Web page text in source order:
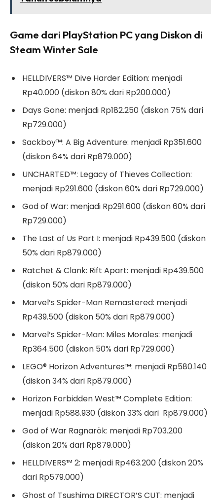
Game dari PlayStation PC yang Diskon di
Steam Winter Sale
HELLDIVERS™ Dive Harder Edition: menjadi
Rp40.000 (diskon 80% dari Rp200.000)
Days Gone: menjadi Rp182.250 (diskon 75% dari
Rp729.000)
Sackboy™: A Big Adventure: menjadi Rp351.600
(diskon 64% dari Rp879.000)
UNCHARTED™: Legacy of Thieves Collection:
menjadi Rp291.600 (diskon 60% dari Rp729.000)
God of War: menjadi Rp291.600 (diskon 60% dari
Rp729.000)
The Last of Us Part I: menjadi Rp439.500 (diskon
50% dari Rp879.000)
Ratchet & Clank: Rift Apart: menjadi Rp439.500
(diskon 50% dari Rp879.000)
Marvel’s Spider-Man Remastered: menjadi
Rp439.500 (diskon 50% dari Rp879.000)
Marvel’s Spider-Man: Miles Morales: menjadi
Rp364.500 (diskon 50% dari Rp729.000)
LEGO® Horizon Adventures™: menjadi Rp580.140
(diskon 34% dari Rp879.000)
Horizon Forbidden West™ Complete Edition:
menjadi Rp588.930 (diskon 33% dari Rp879.000)
God of War Ragnarök: menjadi Rp703.200
(diskon 20% dari Rp879.000)
HELLDIVERS™ 2: menjadi Rp463.200 (diskon 20%
dari Rp579.000)
Ghost of Tsushima DIRECTOR’S CUT: menjadi